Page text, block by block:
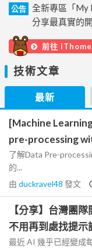
公告
全新專區「My
分享最真實的
前往
技術文章
最新
[Machine
pre-processing
了解Data Pre-
的...
由 duckravel48 發文
【分享】台灣團
不用再到處找提示
最近 AI 幾乎已經變成